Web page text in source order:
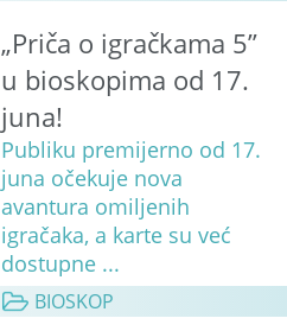
„Priča o igračkama 5”
u bioskopima od 17.
juna!
Publiku premijerno od 17.
juna očekuje nova
avantura omiljenih
igračaka, a karte su već
dostupne ...
BIOSKOP